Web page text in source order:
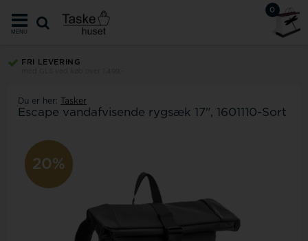
0
MENU
FRI LEVERING
Du er her: Tasker
Escape vandafvisende rygsæk 17", 1601110-Sort
20%
20%